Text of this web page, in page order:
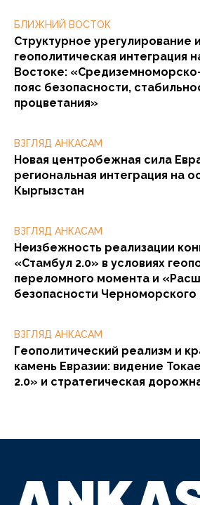
БЛИЖНИЙ ВОСТОК
Структурное урегулирование и
геополитическая интеграция
Востоке:
пояс безопасности,
процветания»
ВЗГЛЯД АНКАСАМ
Новая центробежная сила
региональная интеграция на
Кыргызстан
ВЗГЛЯД АНКАСАМ
Неизбежность реализации
«Стамбул 2.0» в условиях
переломного момента и
безопасности Черноморского
ВЗГЛЯД АНКАСАМ
Геополитический реализм и
камень Евразии: видение
2.0» и стратегическая